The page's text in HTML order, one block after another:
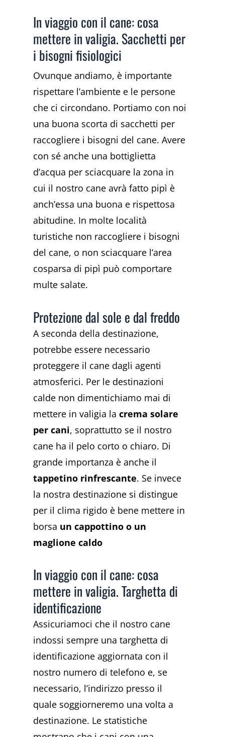
In viaggio con il cane: cosa
mettere in valigia. Sacchetti per
i bisogni fisiologici
Ovunque andiamo, è importante
rispettare l’ambiente e le persone
che ci circondano. Portiamo con noi
una buona scorta di sacchetti per
raccogliere i bisogni del cane. Avere
con sé anche una bottiglietta
d’acqua per sciacquare la zona in
cui il nostro cane avrà fatto pipì è
anch’essa una buona e rispettosa
abitudine. In molte località
turistiche non raccogliere i bisogni
del cane, o non sciacquare l’area
cosparsa di pipì può comportare
multe salate.
Protezione dal sole e dal freddo
A seconda della destinazione,
potrebbe essere necessario
proteggere il cane dagli agenti
atmosferici. Per le destinazioni
calde non dimentichiamo mai di
mettere in valigia lacrema solare
per cani, soprattutto se il nostro
cane ha il pelo corto o chiaro. Di
grande importanza è anche il
tappetino rinfrescante. Se invece
la nostra destinazione si distingue
per il clima rigido è bene mettere in
borsa un cappottino o un
maglione caldo
In viaggio con il cane: cosa
mettere in valigia. Targhetta di
identificazione
Assicuriamoci che il nostro cane
indossi sempre una targhetta di
identificazione aggiornata con il
nostro numero di telefono e, se
necessario, l’indirizzo presso il
quale soggiorneremo una volta a
destinazione. Le statistiche